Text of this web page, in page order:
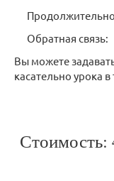
Обратная связь:
Вы можете
касательно урока